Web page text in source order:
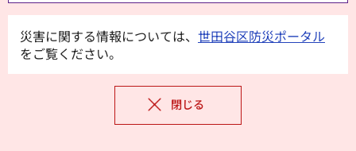
災害に関する情報については、 世田谷区防災ポータル
をご覧ください。
閉じる